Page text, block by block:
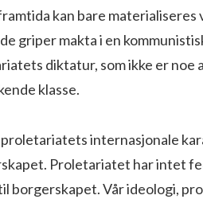
kan bare
griper makta i en
diktatur, som ikke er
klasse.
internasjonale
Proletariatet har intet
borgerskapet. Vår ideologi,